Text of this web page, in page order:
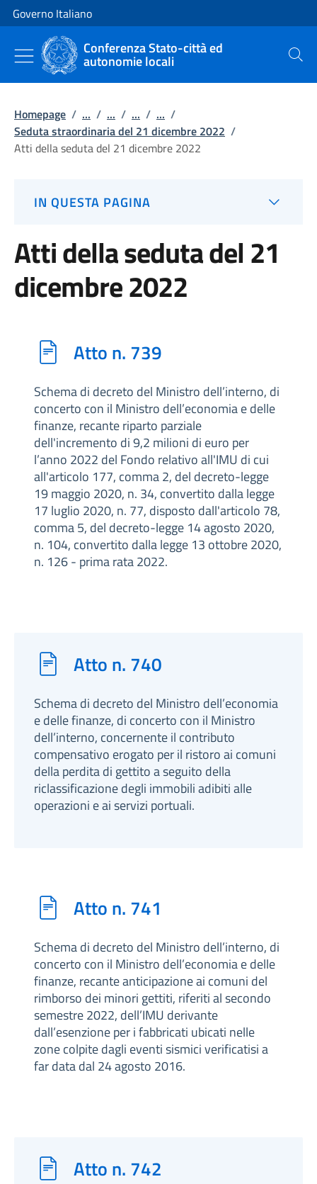
Vai al contenuto
Vai alla navigazione del sito
Governo Italiano
Conferenza Stato-città ed
autonomie locali Cerca
Homepage / ... / ... / ... / ... /
Seduta straordinaria del 21 dicembre 2022 /
Atti della seduta del 21 dicembre 2022
IN QUESTA PAGINA
Atti della seduta del 21
dicembre 2022
Atto n. 739
Schema di decreto del Ministro dell’interno, di
concerto con il Ministro dell’economia e delle
finanze, recante riparto parziale
dell'incremento di 9,2 milioni di euro per
l’anno 2022 del Fondo relativo all'IMU di cui
all'articolo 177, comma 2, del decreto-legge
19 maggio 2020, n. 34, convertito dalla legge
17 luglio 2020, n. 77, disposto dall'articolo 78,
comma 5, del decreto-legge 14 agosto 2020,
n. 104, convertito dalla legge 13 ottobre 2020,
n. 126 - prima rata 2022.
Atto n. 740
Schema di decreto del Ministro dell’economia
e delle finanze, di concerto con il Ministro
dell’interno, concernente il contributo
compensativo erogato per il ristoro ai comuni
della perdita di gettito a seguito della
riclassificazione degli immobili adibiti alle
operazioni e ai servizi portuali.
Atto n. 741
Schema di decreto del Ministro dell’interno, di
concerto con il Ministro dell’economia e delle
finanze, recante anticipazione ai comuni del
rimborso dei minori gettiti, riferiti al secondo
semestre 2022, dell’IMU derivante
dall’esenzione per i fabbricati ubicati nelle
zone colpite dagli eventi sismici verificatisi a
far data dal 24 agosto 2016.
Atto n. 742